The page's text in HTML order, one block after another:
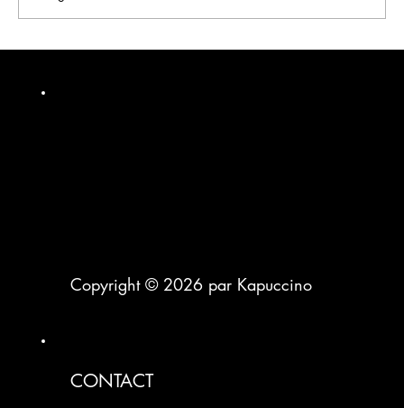
Copyright © 2026 par Kapuccino
CONTACT